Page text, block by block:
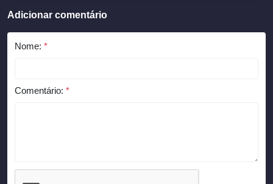
Adicionar comentário
Nome: *
Comentário: *